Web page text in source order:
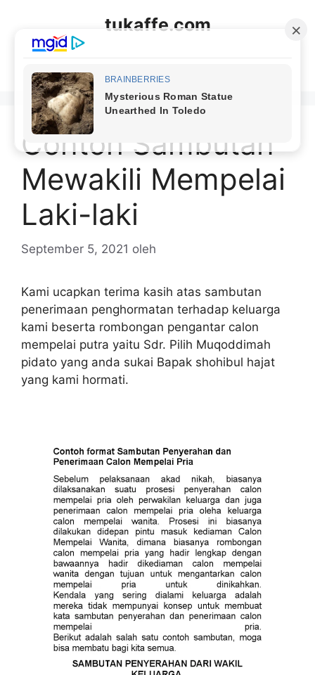
tukaffe.com
Contoh Sambutan
Mewakili Mempelai
Laki-laki
September 5, 2021 oleh
Kami ucapkan terima kasih atas sambutan
penerimaan penghormatan terhadap keluarga
kami beserta rombongan pengantar calon
mempelai putra yaitu Sdr. Pilih Muqoddimah
pidato yang anda sukai Bapak shohibul hajat
yang kami hormati.